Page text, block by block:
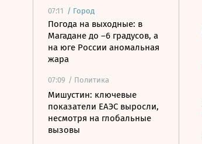
07:11 / Город
Погода на выходные: в
Магадане до –6 градусов, а
на юге России аномальная
жара
07:09 / Политика
Мишустин: ключевые
показатели ЕАЭС выросли,
несмотря на глобальные
вызовы